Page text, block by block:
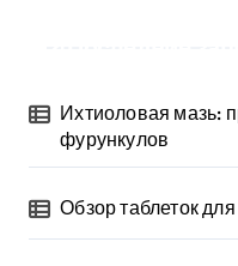
Ихтиоловая мазь:
фурункулов
Обзор таблеток